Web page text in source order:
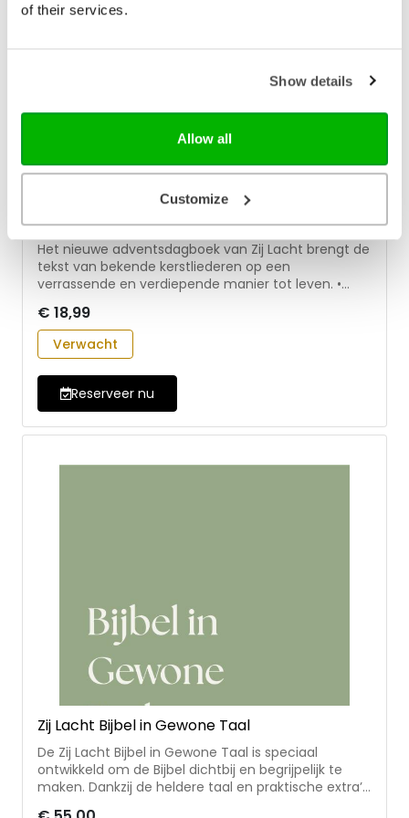
of their services.
Show details
Allow all
Customize
Komt laten wij aanbidden
Het nieuwe adventsdagboek van Zij Lacht brengt de
tekst van bekende kerstliederen op een
verrassende en verdiepende manier tot leven. •
klassieke kerstliederen, geschikt voor dagelijks
gebruik • Bijbelse verdieping: elke overdenking is
gekoppeld aan een Bijbelgedeelte • Doordachte
inhoud: thematisch opgebouwd zodat lezers stap
voor stap naar Kerst toeleven, zonder herhaling •
Persoonlijke extra’s: bijdragen van christelijke
zan¬geressen maken het dagboek warm,
herkenbaar en verbindend Zij Lacht is een
€ 18,99
Verwacht
Reserveer nu
Zij Lacht Bijbel in Gewone Taal
De Zij Lacht Bijbel in Gewone Taal is speciaal
ontwikkeld om de Bijbel dichtbij en begrijpelijk te
maken. Dankzij de heldere taal en praktische extra’s